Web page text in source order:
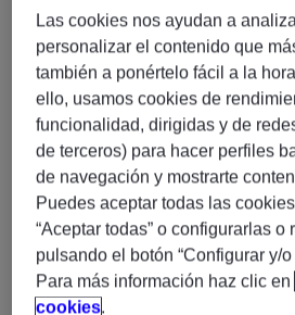
Funciones
Desarrollo y pruebas de
automatización.
Diseño e implementación
Ansible.
Desarrollo de scripts para
evolución del ecosistema de
Definición y diseño de
Elaboración y
Las cookies nos ayudan a
personalizar el contenido que
también a ponértelo fácil a la
ello, usamos cookies de
funcionalidad, dirigidas y de
de terceros) para hacer perfiles
de navegación y mostrarte
Puedes aceptar todas las
“Aceptar todas” o configurarlas o
pulsando el botón “Configurar y/
Para más información haz clic en
cookies.